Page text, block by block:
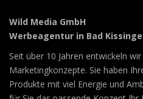
Wild Media GmbH
Werbeagentur in Bad
Seit über 10 Jahren entwickeln
Marketingkonzepte. Sie haben
Produkte mit viel Energie und